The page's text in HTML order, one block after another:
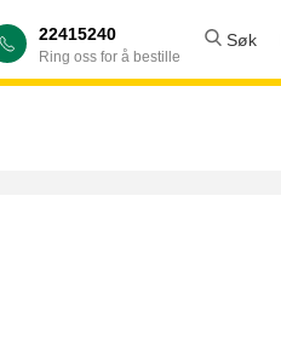
22415240
Ring oss for å bestille
Søk